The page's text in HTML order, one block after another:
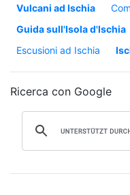
€
continua »
prenota »
Vulcani ad Ischia
Guida sull'Isola d'Ischia
Escusioni ad Ischia
Ricerca con Google